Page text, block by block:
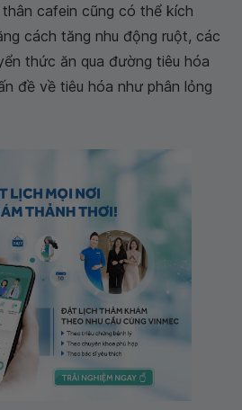
cafein cũng có thể kích
cách tăng nhu động ruột, các
thức ăn qua đường tiêu hóa
đề về tiêu hóa như phân lỏng